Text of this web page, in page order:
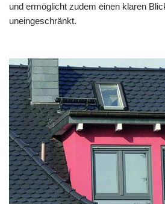
und ermöglicht zudem einen klaren
uneingeschränkt.